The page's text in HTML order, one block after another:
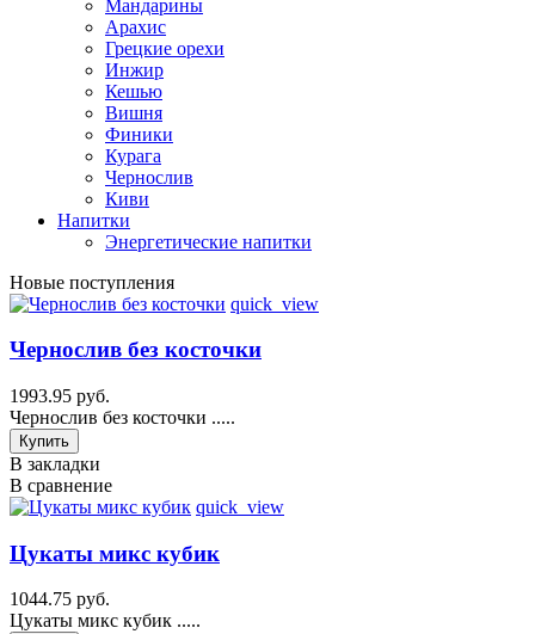
Мандарины
Арахис
Грецкие орехи
Инжир
Кешью
Вишня
Финики
Курага
Чернослив
Киви
Напитки
Энергетические напитки
Новые поступления
quick_view
Чернослив без косточки
1993.95 руб.
Чернослив без косточки .....
Купить
В закладки
В сравнение
quick_view
Цукаты микс кубик
1044.75 руб.
Цукаты микс кубик .....